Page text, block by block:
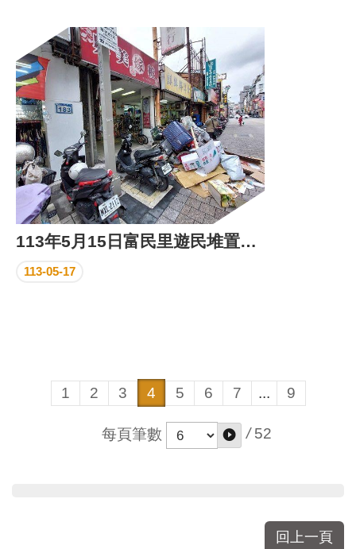
113年5月15日富民里遊民堆置物清除及遊民關懷驅離情形
113-05-17
1 2 3 4 5 6 7 ... 9
每頁筆數 / 52
回上一頁